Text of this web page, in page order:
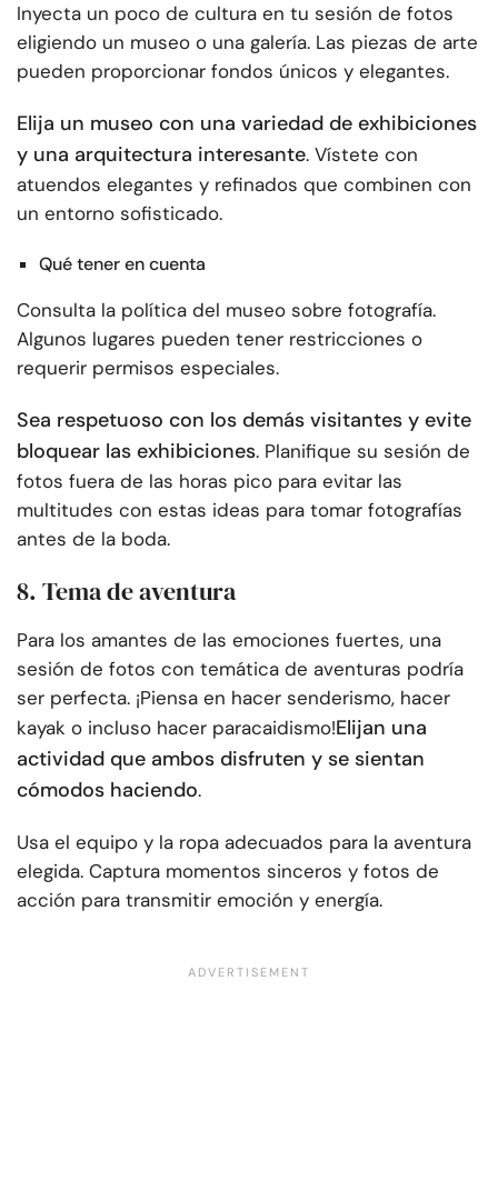
Inyecta un poco de cultura en tu sesión de fotos
eligiendo un museo o una galería. Las piezas de arte
pueden proporcionar fondos únicos y elegantes.
Elija un museo con una variedad de exhibiciones
y una arquitectura interesante. Vístete con
atuendos elegantes y refinados que combinen con
un entorno sofisticado.
Qué tener en cuenta
Consulta la política del museo sobre fotografía.
Algunos lugares pueden tener restricciones o
requerir permisos especiales.
Sea respetuoso con los demás visitantes y evite
bloquear las exhibiciones. Planifique su sesión de
fotos fuera de las horas pico para evitar las
multitudes con estas ideas para tomar fotografías
antes de la boda.
8. Tema de aventura
Para los amantes de las emociones fuertes, una
sesión de fotos con temática de aventuras podría
ser perfecta. ¡Piensa en hacer senderismo, hacer
kayak o incluso hacer paracaidismo!Elijan una
actividad que ambos disfruten y se sientan
cómodos haciendo.
Usa el equipo y la ropa adecuados para la aventura
elegida. Captura momentos sinceros y fotos de
acción para transmitir emoción y energía.